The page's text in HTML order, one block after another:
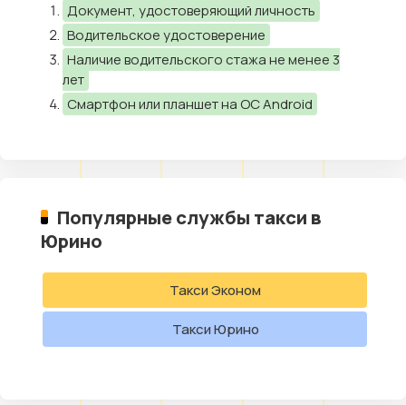
Документ, удостоверяющий личность
Водительское удостоверение
Наличие водительского стажа не менее 3
лет
Смартфон или планшет на ОС Android
Популярные службы такси в
Юрино
Такси Эконом
Такси Юрино